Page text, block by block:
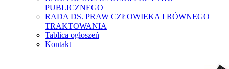
PUBLICZNEGO
RADA DS. PRAW CZŁOWIEKA I RÓWNEGO
TRAKTOWANIA
Tablica ogłoszeń
Kontakt